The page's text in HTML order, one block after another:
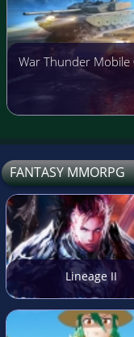
War Thunder
FANTASY MMORPG
Lineage II